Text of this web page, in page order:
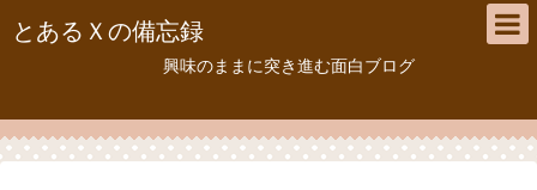
とあるＸの備忘録
興味のままに突き進む面白ブログ